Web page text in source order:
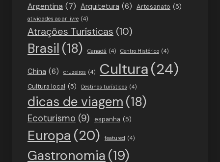
Argentina (7) Arquitetura (6) Artesanato (5)
atividades ao ar livre (4)
Atrações Turísticas (10)
Brasil (18) Canadá (4) Centro Histórico (4)
China (6) cruzeiros (4) Cultura(24)
Cultura local (5) Destinos turísticos (4)
dicas de viagem (18)
Ecoturismo (9) espanha (5)
Europa (20) featured (4)
Gastronomia (19)